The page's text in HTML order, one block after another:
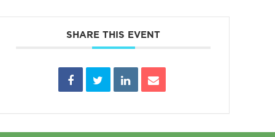
SHARE THIS EVENT